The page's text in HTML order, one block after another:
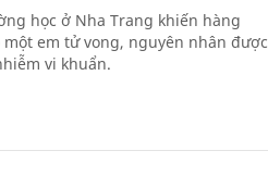
học ở Nha Trang khiến hàng
em tử vong, nguyên nhân được
vi khuẩn.